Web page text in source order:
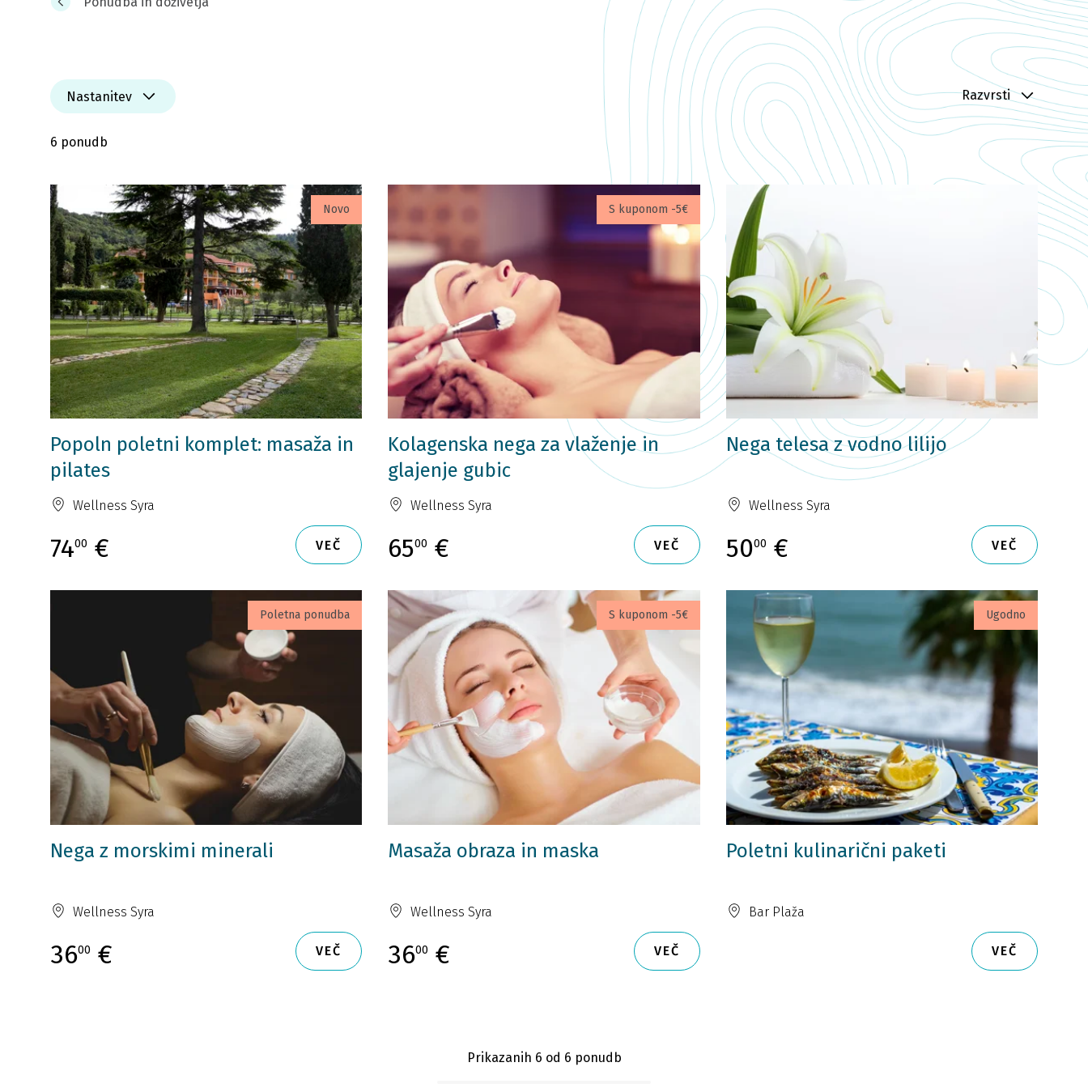
Nastanitev Razvrsti
6 ponudb
Novo
Popoln poletni komplet: masaža in
pilates
Wellness Syra
7400 € VEČ
S kuponom -5€
Kolagenska nega za vlaženje in
glajenje gubic
Wellness Syra
6500 € VEČ
Nega telesa z vodno lilijo
Wellness Syra
5000 € VEČ
Poletna ponudba
Nega z morskimi minerali
Wellness Syra
3600 € VEČ
S kuponom -5€
Masaža obraza in maska
Wellness Syra
3600 € VEČ
Ugodno
Poletni kulinarični paketi
Bar Plaža
VEČ
Prikazanih 6 od 6 ponudb